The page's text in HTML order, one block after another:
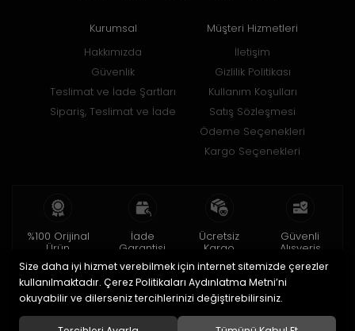
Kurumsal
Hakkımızda
Güvenlik
Teslimat ve İade Şartları
Sipariş, Teslimat ve İade
Müşteri Hizmetleri
İletişim
Gizlilik Politikası
Kullanım Koşulları
Satış Sözleşmesi
Ödeme Seçenekleri
Kargo Seçenekleri
%100 Orijinal
Ürün
2 yıl garanti
İade
Garantisi
15 gün içinde
iade
Ücretsiz
Kargo
150 TL ve üzeri
Güvenli
Alışveriş
256bit SSL ile
Size daha iyi hizmet verebilmek için internet sitemizde çerezler
kullanılmaktadır. Çerez Politikaları Aydınlatma Metni’ni
okuyabilir ve dilerseniz tercihlerinizi değiştirebilirsiniz.